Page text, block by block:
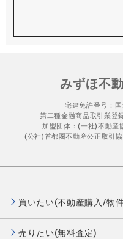
みずほ不
宅建免許番号：
第二種金融商品取引業登
加盟団体：(一社)不動
(公社)首都圏不動産公正取引
買いたい(不動産購入/物
売りたい(無料査定)